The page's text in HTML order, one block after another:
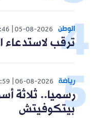
الوطن 05-08-2026
ترقب لاستدعاء
رياضة 06-08-2026
رسميا.. ثلاثة
بيتكوفيتش